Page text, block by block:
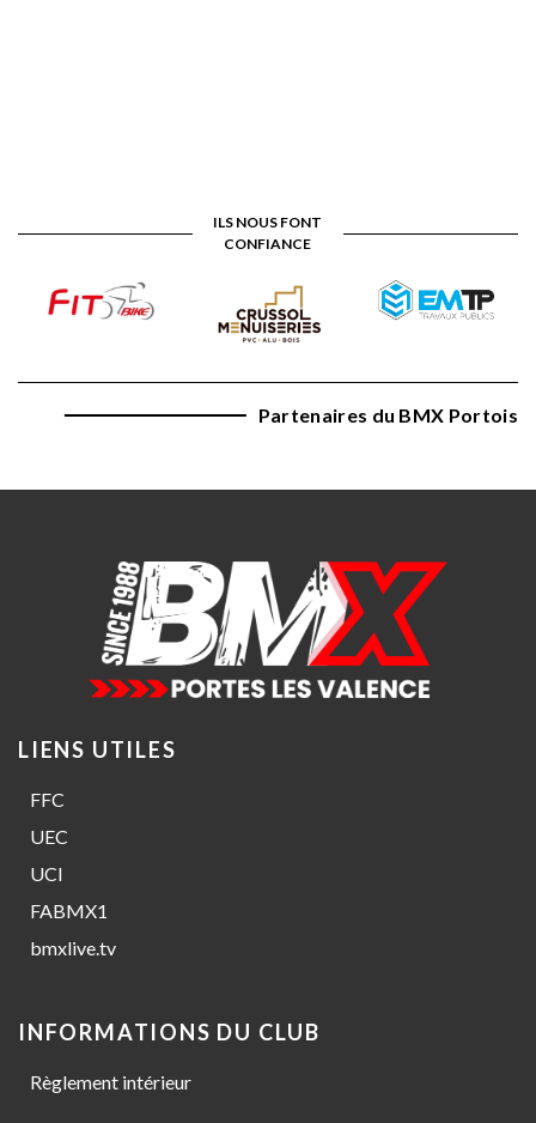
ILS NOUS FONT
CONFIANCE
Partenaires du BMX Portois
LIENS UTILES
FFC
UEC
UCI
FABMX1
bmxlive.tv
INFORMATIONS DU CLUB
Règlement intérieur